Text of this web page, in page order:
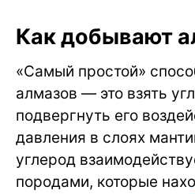
Как добывают
«Самый простой»
алмазов — это взять
подвергнуть его
давления в слоях
углерод
породами, которые